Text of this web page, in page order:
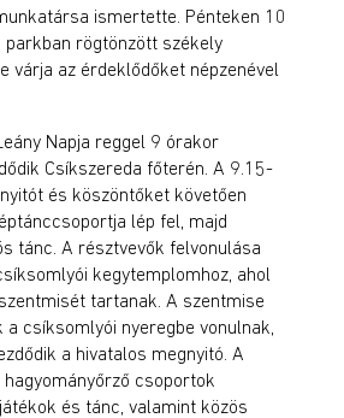
ismertette. Pénteken 10
parkban rögtönzött székely
várja az érdeklődőket népzenével
Napja reggel 9 órakor
Csíkszereda főterén. A 9.15-
és köszöntőket követően
lép fel, majd
tánc. A résztvevők felvonulása
kegytemplomhoz, ahol
tartanak. A szentmise
a csíksomlyói nyeregbe vonulnak,
a hivatalos megnyitó. A
csoportok
és tánc, valamint közös